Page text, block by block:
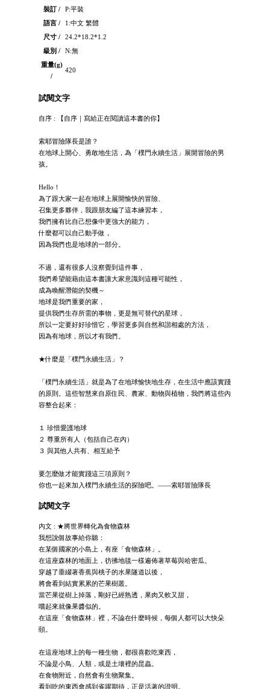
裝訂 /
P:平裝
語言 /
1:中文 繁體
尺寸 /
24.2*18.2*1.2
級別 /
N:無
重量(g)
/
420
試閱文字
自序 : 【自序｜寫給正在閱讀這本書的你】
索耶冒險隊長是誰？
在地球上開心、勇敢地生活，為「樸門永續生活」展開冒險的男
孩。
Hello！
為了跟大家一起在地球上展開愉快的冒險、
召集更多夥伴，我跟朋友編了這本練習本，
我們擁有比自己想像中更強大的能力，
什麼都可以自己動手做，
因為我們也是地球的一部分。
不過，還有很多人沒察覺到這件事，
我們希望能藉由這本書讓大家意識到這種可能性，
成為喚醒潛能的契機～
地球是我們重要的家，
提供我們生存所需的事物，更是無可替代的星球，
所以一定要好好珍惜它，學習更多與自然和諧相處的方法，
因為有地球，所以才有我們。
★什麼是「樸門永續生活」？
「樸門永續生活」就是為了在地球愉快地生存，在生活中應該實踐
的原則。這些智慧來自原住民、農家、動物與植物，我們將這些內
容整合起來：
１ 珍惜愛護地球
２ 尊重所有人（包括自己在內）
３ 與其他人共有、相互給予
要怎麼做才能實踐這三項原則？
你也一起來加入樸門永續生活的探險吧。——索耶冒險隊長
試閱文字
內文 : ★將世界轉化為食物森林
我想說個故事給你聽：
在某個國家的小島上，有座「食物森林」。
在這座森林的地面上，彷彿地毯一樣遍佈著草莓與哈密瓜。
穿越了垂綴著香蕉與桃子的水果隧道以後，
將會看到結實累累的芒果樹叢。
當芒果從樹上掉落，剛好已經熟透，果肉又軟又甜，
嚐起來就像果醬似的。
在這座「食物森林」裡，不論在什麼時候，每個人都可以大快朵
頤。
在這座地球上的每一種生物，都很喜歡吃東西，
不論是小鳥、人類，或是土壤裡的昆蟲。
在食物附近，自然會有生物聚集。
看到吃的東西會感到雀躍期待，正是活著的證明。